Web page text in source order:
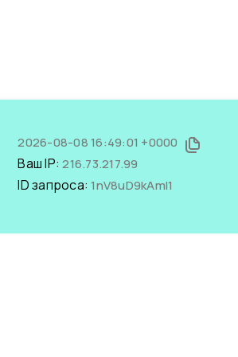
2026-08-08 16:49:01 +0000
Ваш IP:216.73.217.99
ID запроса:1nV8uD9kAmI1